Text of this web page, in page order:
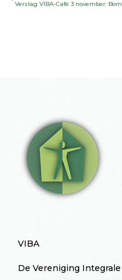
VIBA
De Vereniging